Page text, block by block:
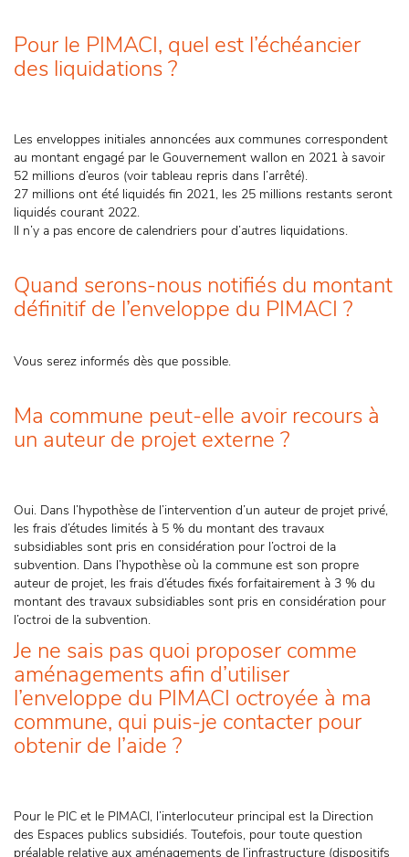
Pour le PIMACI, quel est l’échéancier
des liquidations ?
Les enveloppes initiales annoncées aux communes correspondent
au montant engagé par le Gouvernement wallon en 2021 à savoir
52 millions d’euros (voir tableau repris dans l’arrêté).
27 millions ont été liquidés fin 2021, les 25 millions restants seront
liquidés courant 2022.
Il n’y a pas encore de calendriers pour d’autres liquidations.
Quand serons-nous notifiés du montant
définitif de l’enveloppe du PIMACI ?
Vous serez informés dès que possible.
Ma commune peut-elle avoir recours à
un auteur de projet externe ?
Oui. Dans l’hypothèse de l’intervention d’un auteur de projet privé,
les frais d’études limités à 5 % du montant des travaux
subsidiables sont pris en considération pour l’octroi de la
subvention. Dans l’hypothèse où la commune est son propre
auteur de projet, les frais d’études fixés forfaitairement à 3 % du
montant des travaux subsidiables sont pris en considération pour
l’octroi de la subvention.
Je ne sais pas quoi proposer comme
aménagements afin d’utiliser
l’enveloppe du PIMACI octroyée à ma
commune, qui puis-je contacter pour
obtenir de l’aide ?
Pour le PIC et le PIMACI, l’interlocuteur principal est la Direction
des Espaces publics subsidiés. Toutefois, pour toute question
préalable relative aux aménagements de l’infrastructure (dispositifs